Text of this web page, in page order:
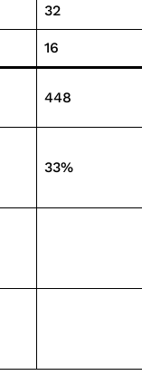
32
16
448
33%